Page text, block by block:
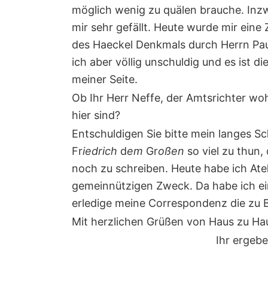
möglich wenig zu quälen brauche.
mir sehr gefällt. Heute wurde mir
des Haeckel Denkmals durch Herrn
ich aber völlig unschuldig und es ist
meiner Seite.
Ob Ihr Herr Neffe, der Amtsrichter
hier sind?
Entschuldigen Sie bitte mein langes
Friedrich dem Großen so viel zu thun,
noch zu schreiben. Heute habe ich
gemeinnützigen Zweck. Da habe ich
erledige meine Correspondenz die zu
Mit herzlichen Grüßen von Haus zu
Ihr